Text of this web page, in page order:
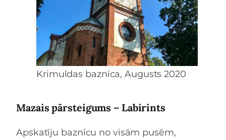
Krimuldas baznīca, Augusts 2020
Mazais pārsteigums – Labirints
Apskatīju baznīcu no visām pusēm,